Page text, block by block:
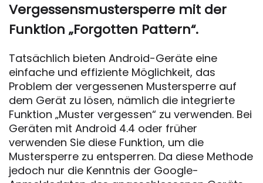
Vergessensmustersperre mit der
Funktion „Forgotten Pattern“.
Tatsächlich bieten Android-Geräte eine
einfache und effiziente Möglichkeit, das
Problem der vergessenen Mustersperre auf
dem Gerät zu lösen, nämlich die integrierte
Funktion „Muster vergessen“ zu verwenden. Bei
Geräten mit Android 4.4 oder früher
verwenden Sie diese Funktion, um die
Mustersperre zu entsperren. Da diese Methode
jedoch nur die Kenntnis der Google-